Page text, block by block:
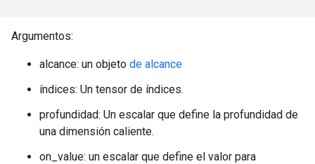
Argumentos:
alcance: un objeto de alcance
índices: Un tensor de índices.
profundidad: Un escalar que define la profundidad de
una dimensión caliente.
on_value: un escalar que define el valor para